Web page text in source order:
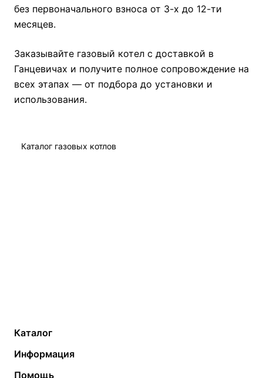
без первоначального взноса от 3-х до 12-ти
месяцев.
Заказывайте газовый котел с доставкой в
Ганцевичах и получите полное сопровождение на
всех этапах — от подбора до установки и
использования.
Каталог газовых котлов
Каталог
Твердотопливные котлы
Теплый пол
Информация
Помощь